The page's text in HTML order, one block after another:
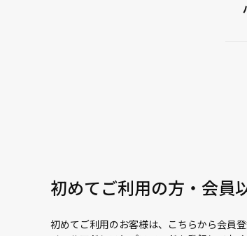
初めてご利用の方・会員
初めてご利用のお客様は、こちらから会員登